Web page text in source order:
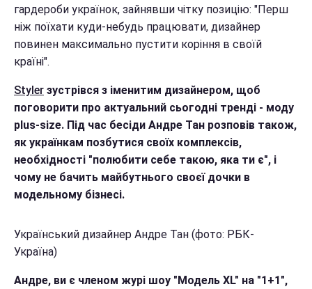
гардероби українок, зайнявши чітку позицію: "Перш
ніж поїхати куди-небудь працювати, дизайнер
повинен максимально пустити коріння в своїй
країні".
Styler зустрівся з іменитим дизайнером, щоб
поговорити про актуальний сьогодні тренді - моду
plus-size. Під час бесіди Андре Тан розповів також,
як українкам позбутися своїх комплексів,
необхідності "полюбити себе такою, яка ти є", і
чому не бачить майбутнього своєї дочки в
модельному бізнесі.
Український дизайнер Андре Тан (фото: РБК-
Україна)
Андре, ви є членом журі шоу "Модель XL" на "1+1",